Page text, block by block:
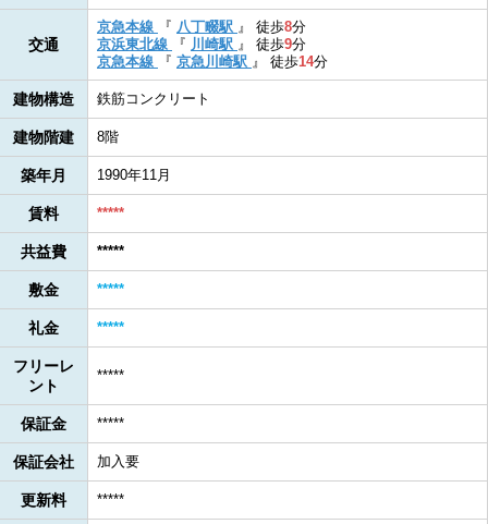
交通
京急本線 『 八丁畷駅 』 徒歩8分
京浜東北線
『 川崎駅 』 徒歩9分
京急本線
『 京急川崎駅 』 徒歩14分
建物構造 鉄筋コンクリート
建物階建 8階
築年月 1990年11月
賃料 *****
共益費 *****
敷金 *****
礼金 *****
フリーレ
ント
*****
保証金 *****
保証会社 加入要
更新料 *****